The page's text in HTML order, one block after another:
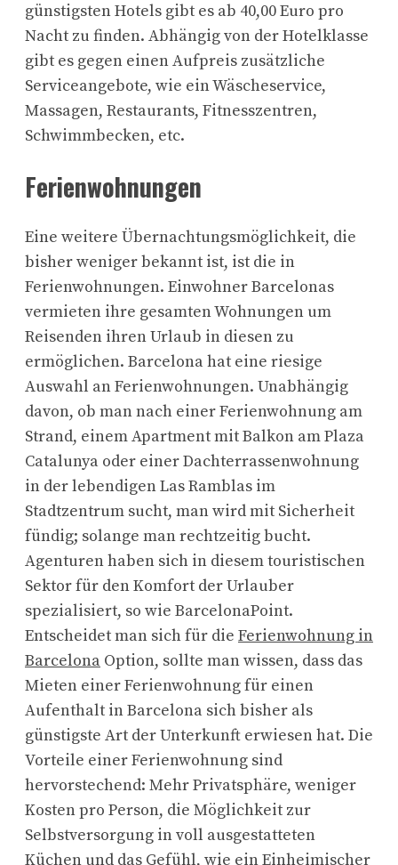
günstigsten Hotels gibt es ab 40,00 Euro pro
Nacht zu finden. Abhängig von der Hotelklasse
gibt es gegen einen Aufpreis zusätzliche
Serviceangebote, wie ein Wäscheservice,
Massagen, Restaurants, Fitnesszentren,
Schwimmbecken, etc.
Ferienwohnungen
Eine weitere Übernachtungsmöglichkeit, die
bisher weniger bekannt ist, ist die in
Ferienwohnungen. Einwohner Barcelonas
vermieten ihre gesamten Wohnungen um
Reisenden ihren Urlaub in diesen zu
ermöglichen. Barcelona hat eine riesige
Auswahl an Ferienwohnungen. Unabhängig
davon, ob man nach einer Ferienwohnung am
Strand, einem Apartment mit Balkon am Plaza
Catalunya oder einer Dachterrassenwohnung
in der lebendigen Las Ramblas im
Stadtzentrum sucht, man wird mit Sicherheit
fündig; solange man rechtzeitig bucht.
Agenturen haben sich in diesem touristischen
Sektor für den Komfort der Urlauber
spezialisiert, so wie BarcelonaPoint.
Entscheidet man sich für die Ferienwohnung in
Barcelona Option, sollte man wissen, dass das
Mieten einer Ferienwohnung für einen
Aufenthalt in Barcelona sich bisher als
günstigste Art der Unterkunft erwiesen hat. Die
Vorteile einer Ferienwohnung sind
hervorstechend: Mehr Privatsphäre, weniger
Kosten pro Person, die Möglichkeit zur
Selbstversorgung in voll ausgestatteten
Küchen und das Gefühl, wie ein Einheimischer